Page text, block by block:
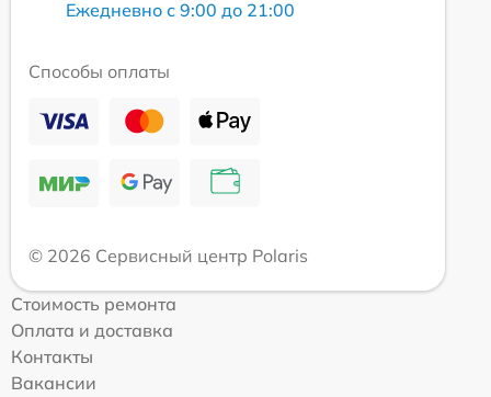
Ежедневно с 9:00 до 21:00
Способы оплаты
© 2026 Сервисный центр Polaris
Стоимость ремонта
Оплата и доставка
Контакты
Вакансии